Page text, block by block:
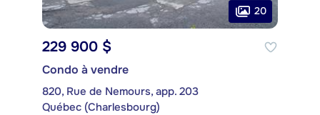
20
229 900 $
Condo à vendre
820, Rue de Nemours, app. 203
Québec (Charlesbourg)